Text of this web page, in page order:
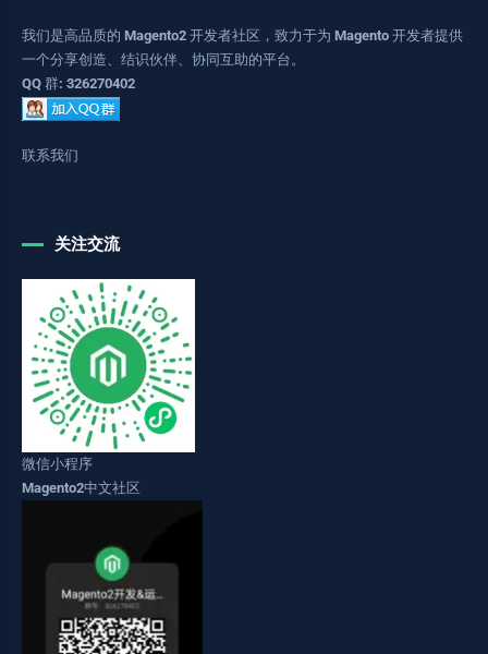
我们是高品质的 Magento2 开发者社区，致力于为 Magento 开发者提供
一个分享创造、结识伙伴、协同互助的平台。
QQ 群: 326270402
联系我们
关注交流
微信小程序
Magento2中文社区